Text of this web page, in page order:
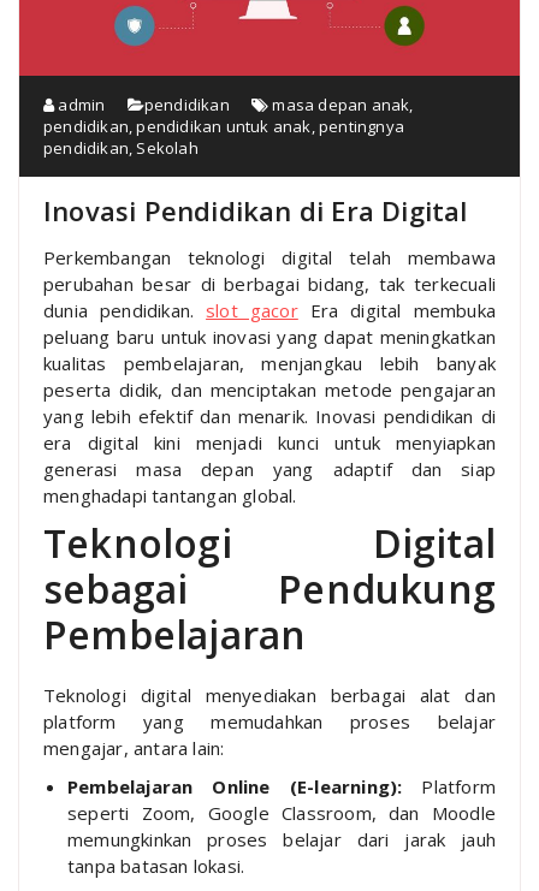
admin pendidikan masa depan anak,
pendidikan,pendidikan untuk anak,pentingnya
pendidikan, Sekolah
Inovasi Pendidikan di Era Digital
Perkembangan teknologi digital telah membawa
perubahan besar di berbagai bidang, tak terkecuali
dunia pendidikan. slot gacorEra digital membuka
peluang baru untuk inovasi yang dapat meningkatkan
kualitas pembelajaran, menjangkau lebih banyak
peserta didik, dan menciptakan metode pengajaran
yang lebih efektif dan menarik. Inovasi pendidikan di
era digital kini menjadi kunci untuk menyiapkan
generasi masa depan yang adaptif dan siap
menghadapi tantangan global.
Teknologi Digital
sebagai Pendukung
Pembelajaran
Teknologi digital menyediakan berbagai alat dan
platform yang memudahkan proses belajar
mengajar, antara lain:
Pembelajaran Online (E-learning): Platform
seperti Zoom, Google Classroom, dan Moodle
memungkinkan proses belajar dari jarak jauh
tanpa batasan lokasi.